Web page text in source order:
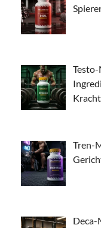
Testo-
Tren-
Deca-